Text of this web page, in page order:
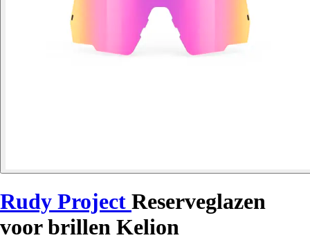
Rudy Project Reserveglazen
voor brillen Kelion